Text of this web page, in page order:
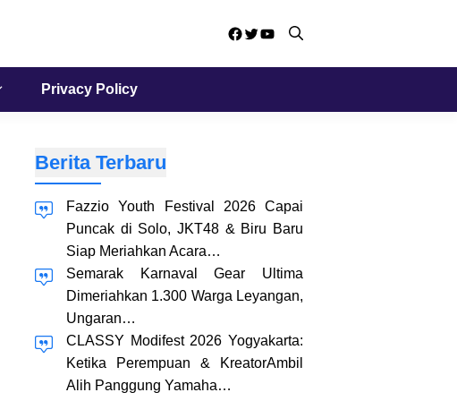
Facebook
Twitter
YouTube
Privacy Policy
Berita Terbaru
Fazzio Youth Festival 2026 Capai
Puncak di Solo, JKT48 & Biru Baru
Siap Meriahkan Acara…
Semarak Karnaval Gear Ultima
Dimeriahkan 1.300 Warga Leyangan,
Ungaran…
CLASSY Modifest 2026 Yogyakarta:
Ketika Perempuan & KreatorAmbil
Alih Panggung Yamaha…